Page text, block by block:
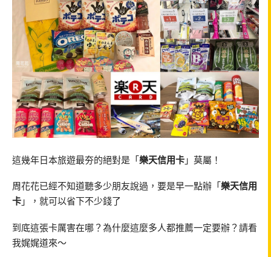
這幾年日本旅遊最夯的絕對是「樂天信用卡 」莫屬！
周花花已經不知道聽多少朋友說過，要是早一點辦「樂天信用
卡 」，就可以省下不少錢了
到底這張卡厲害在哪？為什麼這麼多人都推薦一定要辦？請看
我娓娓道來～